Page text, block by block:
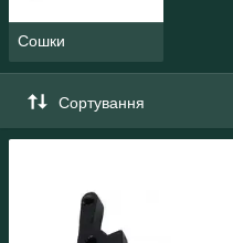
Сошки
Сортування